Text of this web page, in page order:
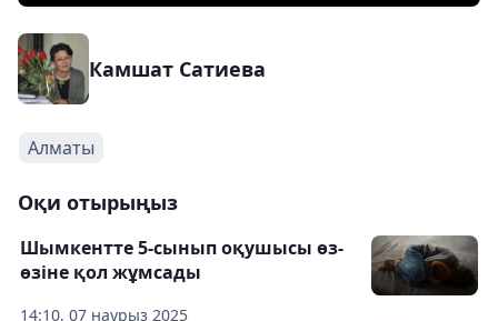
Камшат Сатиева
Алматы
Оқи отырыңыз
14:10, 07 наурыз 2025
Шымкентте 5-сынып оқушысы өз-
өзіне қол жұмсады